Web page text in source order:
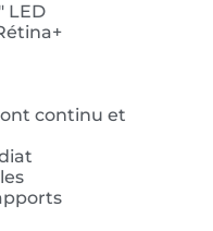
LED
continu et